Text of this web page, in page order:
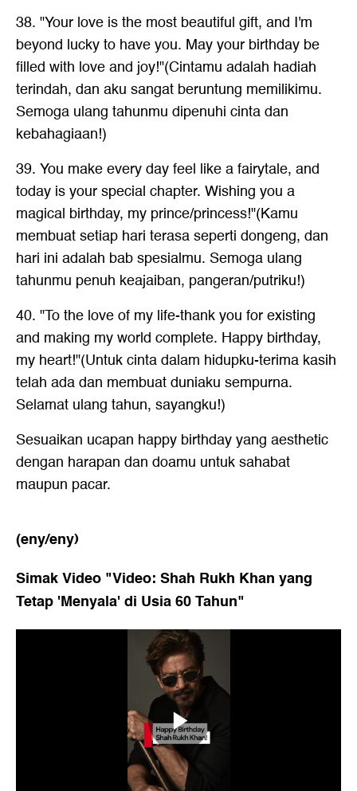
38. "Your love is the most beautiful gift, and I'm
beyond lucky to have you. May your birthday be
filled with love and joy!"(Cintamu adalah hadiah
terindah, dan aku sangat beruntung memilikimu.
Semoga ulang tahunmu dipenuhi cinta dan
kebahagiaan!)
39. You make every day feel like a fairytale, and
today is your special chapter. Wishing you a
magical birthday, my prince/princess!"(Kamu
membuat setiap hari terasa seperti dongeng, dan
hari ini adalah bab spesialmu. Semoga ulang
tahunmu penuh keajaiban, pangeran/putriku!)
40. "To the love of my life-thank you for existing
and making my world complete. Happy birthday,
my heart!"(Untuk cinta dalam hidupku-terima kasih
telah ada dan membuat duniaku sempurna.
Selamat ulang tahun, sayangku!)
Sesuaikan ucapan happy birthday yang aesthetic
dengan harapan dan doamu untuk sahabat
maupun pacar.
(eny/eny)
Simak Video "Video: Shah Rukh Khan yang
Tetap 'Menyala' di Usia 60 Tahun"